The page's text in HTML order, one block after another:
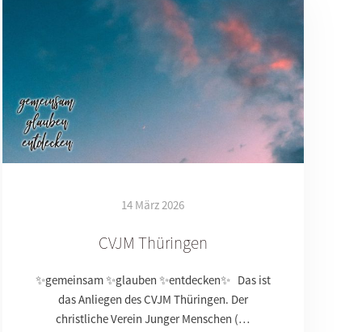
14 März 2026
CVJM Thüringen
✨gemeinsam ✨glauben ✨entdecken✨ Das ist
das Anliegen des CVJM Thüringen. Der
christliche Verein Junger Menschen (…